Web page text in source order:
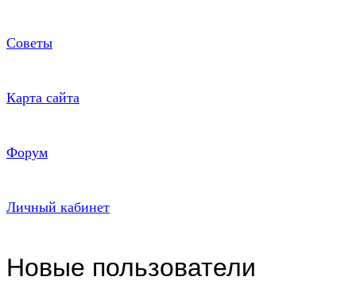
Советы
Карта сайта
Форум
Личный кабинет
Новые пользователи